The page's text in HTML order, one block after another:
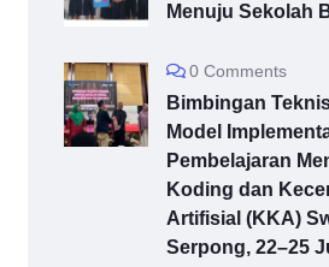
Menuju Sekolah
0 Comments
Bimbingan
Model
Pembelajaran
Koding dan
Artifisial (KKA)
Serpong, 22–25